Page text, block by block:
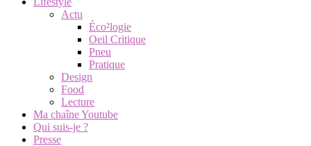
Actu
Éco²logie
Oeil Critique
Pneu
Pratique
Design
Food
Lecture
Ma chaîne Youtube
Qui suis-je ?
Presse